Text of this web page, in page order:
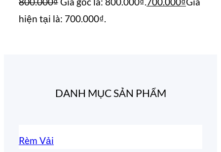
hiện tại là: 700.000₫.
DANH MỤC SẢN PHẨM
Rèm Vải